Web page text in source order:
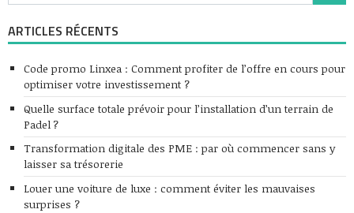
ARTICLES RÉCENTS
Code promo Linxea : Comment profiter de l’offre en cours pour
optimiser votre investissement ?
Quelle surface totale prévoir pour l’installation d’un terrain de
Padel ?
Transformation digitale des PME : par où commencer sans y
laisser sa trésorerie
Louer une voiture de luxe : comment éviter les mauvaises
surprises ?